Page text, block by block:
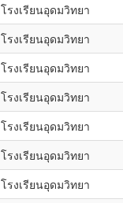
โรงเรียนอุดมวิทยา
โรงเรียนอุดมวิทยา
โรงเรียนอุดมวิทยา
โรงเรียนอุดมวิทยา
โรงเรียนอุดมวิทยา
โรงเรียนอุดมวิทยา
โรงเรียนอุดมวิทยา